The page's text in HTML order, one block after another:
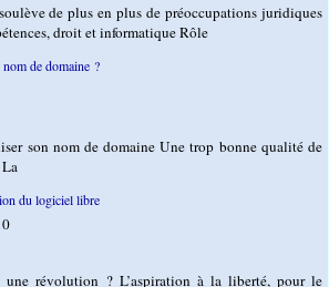
de plus en plus de préoccupations juridiques
droit et informatique Rôle
de domaine ?
son nom de domaine Une trop bonne qualité de
du logiciel libre
une révolution ? L’aspiration à la liberté, pour le